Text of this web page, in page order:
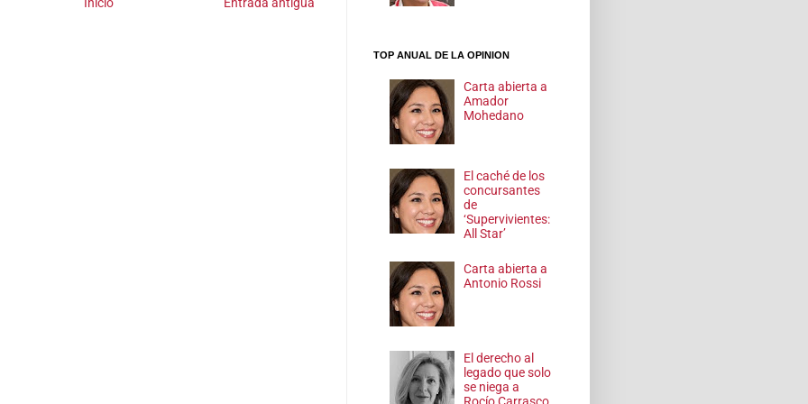
Entrada antigua
Inicio
TOP ANUAL DE LA OPINION
Carta abierta a
Amador
Mohedano
El caché de los
concursantes
de
‘Supervivientes:
All Star’
Carta abierta a
Antonio Rossi
El derecho al
legado que solo
se niega a